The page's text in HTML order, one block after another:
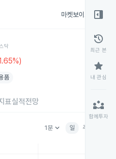
마켓보이스
닥
품
표실적전망
1분keyboard_arrow_down 일 주
right_panel_open
history
최근 본
star
내 관심
partner_exchange
함께투자